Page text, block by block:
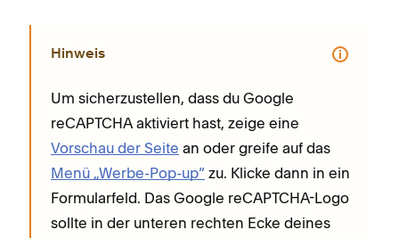
Hinweis
Um sicherzustellen, dass du Google
reCAPTCHA aktiviert hast, zeige eine
Vorschau der Seite an oder greife auf das
Menü „Werbe-Pop-up“ zu. Klicke dann in ein
Formularfeld. Das Google reCAPTCHA-Logo
sollte in der unteren rechten Ecke deines